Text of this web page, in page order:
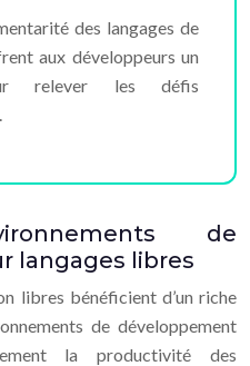
des langages de
aux développeurs un
relever les défis
de
langages libres
libres bénéficient d’un riche
de développement
la productivité des